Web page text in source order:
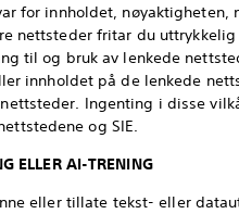
for innholdet,
nettsteder fritar du
til og bruk av lenkede
innholdet på de lenkede
Ingenting i disse
og SIE.
ELLER AI-TRENING
eller tillate tekst- eller